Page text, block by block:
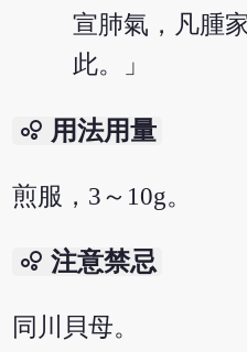
宣肺氣，凡腫
此。」
bubble_chart 用法用量
煎服，3～10g。
bubble_chart 注意禁忌
同川貝母。